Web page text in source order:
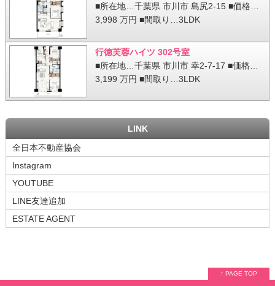
■所在地…千葉県 市川市 島尻2-15 ■価格…
3,998 万円 ■間取り…3LDK
行徳芙蓉ハイツ 302号室
■所在地…千葉県 市川市 幸2-7-17 ■価格…
3,199 万円 ■間取り…3LDK
LINK
全日本不動産協会
Instagram
YOUTUBE
LINE友達追加
ESTATE AGENT
↑ PAGE TOP